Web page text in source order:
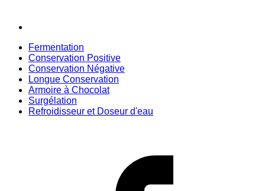
Fermentation
Conservation Positive
Conservation Négative
Longue Conservation
Armoire à Chocolat
Surgélation
Refroidisseur et Doseur d'eau